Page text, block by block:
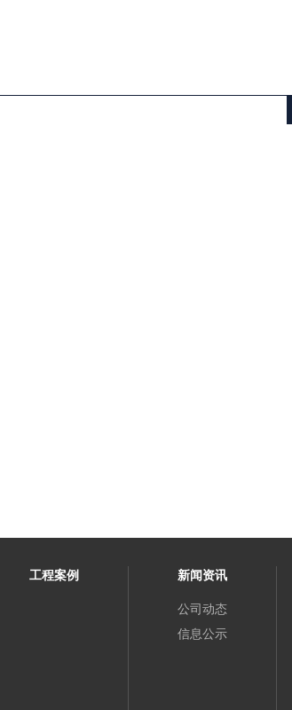
工程案例
新闻资讯
公司动态
信息公示